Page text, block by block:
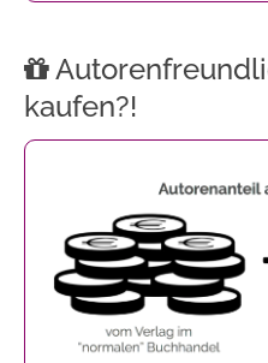
kaufen?!